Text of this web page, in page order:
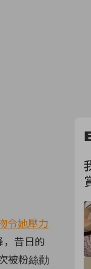
令她壓力
昔日的
被粉絲勸